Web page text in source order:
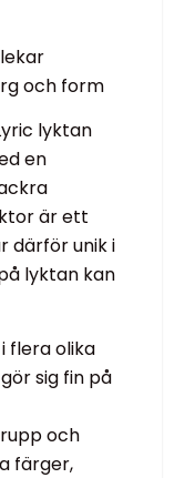
och form
lyktan
en
är ett
därför unik i
lyktan kan
flera olika
sig fin på
och
färger,